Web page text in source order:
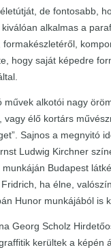
de fontosabb,
alkalmas a
hogy saját képedre
alkotói nagy
élő kortárs
Sajnos a megnyitó
Ludwig Kirchner
Budapest
ha élne,
Hunor munkájából is
Georg Scholz
kerültek a képén